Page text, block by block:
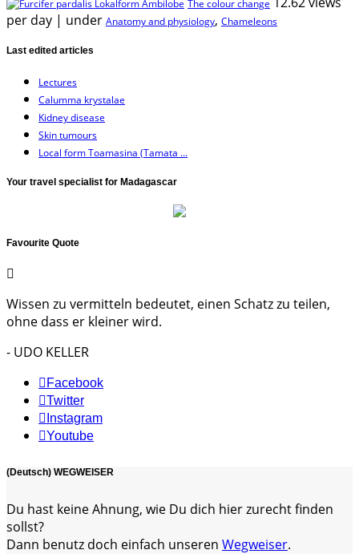
The colour change
per day | under Anatomy and physiology, Chameleons
Last edited articles
Lectures
Calumma krystalae
Kidney disease
Skin tumours
Local form Toamasina (Tamata ...
Your travel specialist for Madagascar
Favourite Quote
Wissen zu vermitteln bedeutet, einen Schatz zu teilen,
ohne dass er kleiner wird.
- UDO KELLER
Facebook
Twitter
Instagram
Youtube
(Deutsch) WEGWEISER
Du hast keine Ahnung, wie Du dich hier zurecht finden
sollst?
Dann benutz doch einfach unseren Wegweiser.